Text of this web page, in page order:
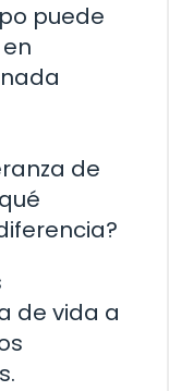
puede
de
de vida a